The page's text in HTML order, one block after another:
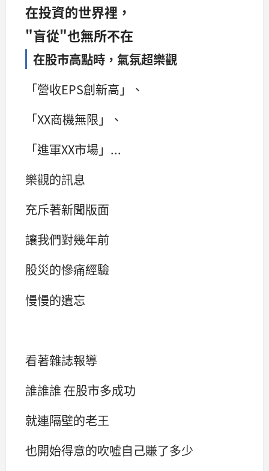
在投資的世界裡，
"盲從"也無所不在
在股市高點時，氣氛超樂觀
「營收EPS創新高」、
「XX商機無限」、
「進軍XX市場」...
樂觀的訊息
充斥著新聞版面
讓我們對幾年前
股災的慘痛經驗
慢慢的遺忘
看著雜誌報導
誰誰誰 在股市多成功
就連隔壁的老王
也開始得意的吹噓自己賺了多少